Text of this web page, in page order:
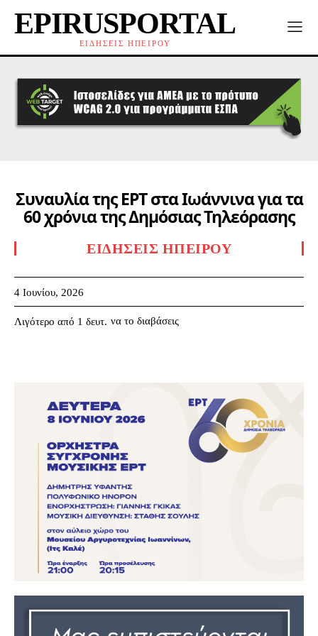
EPIRUSPORTAL
ΕΙΔΗΣΕΙΣ ΗΠΕΙΡΟΥ
Συναυλία της ΕΡΤ στα Ιωάννινα για τα
60 χρόνια της Δημόσιας Τηλεόρασης
ΕΙΔΉΣΕΙΣ ΗΠΕΊΡΟΥ
4 Ιουνίου, 2026
Λιγότερο από 1 δευτ. να το διαβάσεις